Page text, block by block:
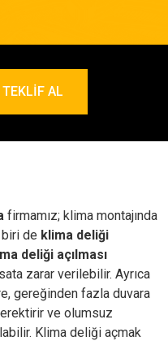
AL
firmamız; klima montajında
de klima deliği
deliği açılması
zarar verilebilir. Ayrıca
gereğinden fazla duvara
ve olumsuz
Klima deliği açmak